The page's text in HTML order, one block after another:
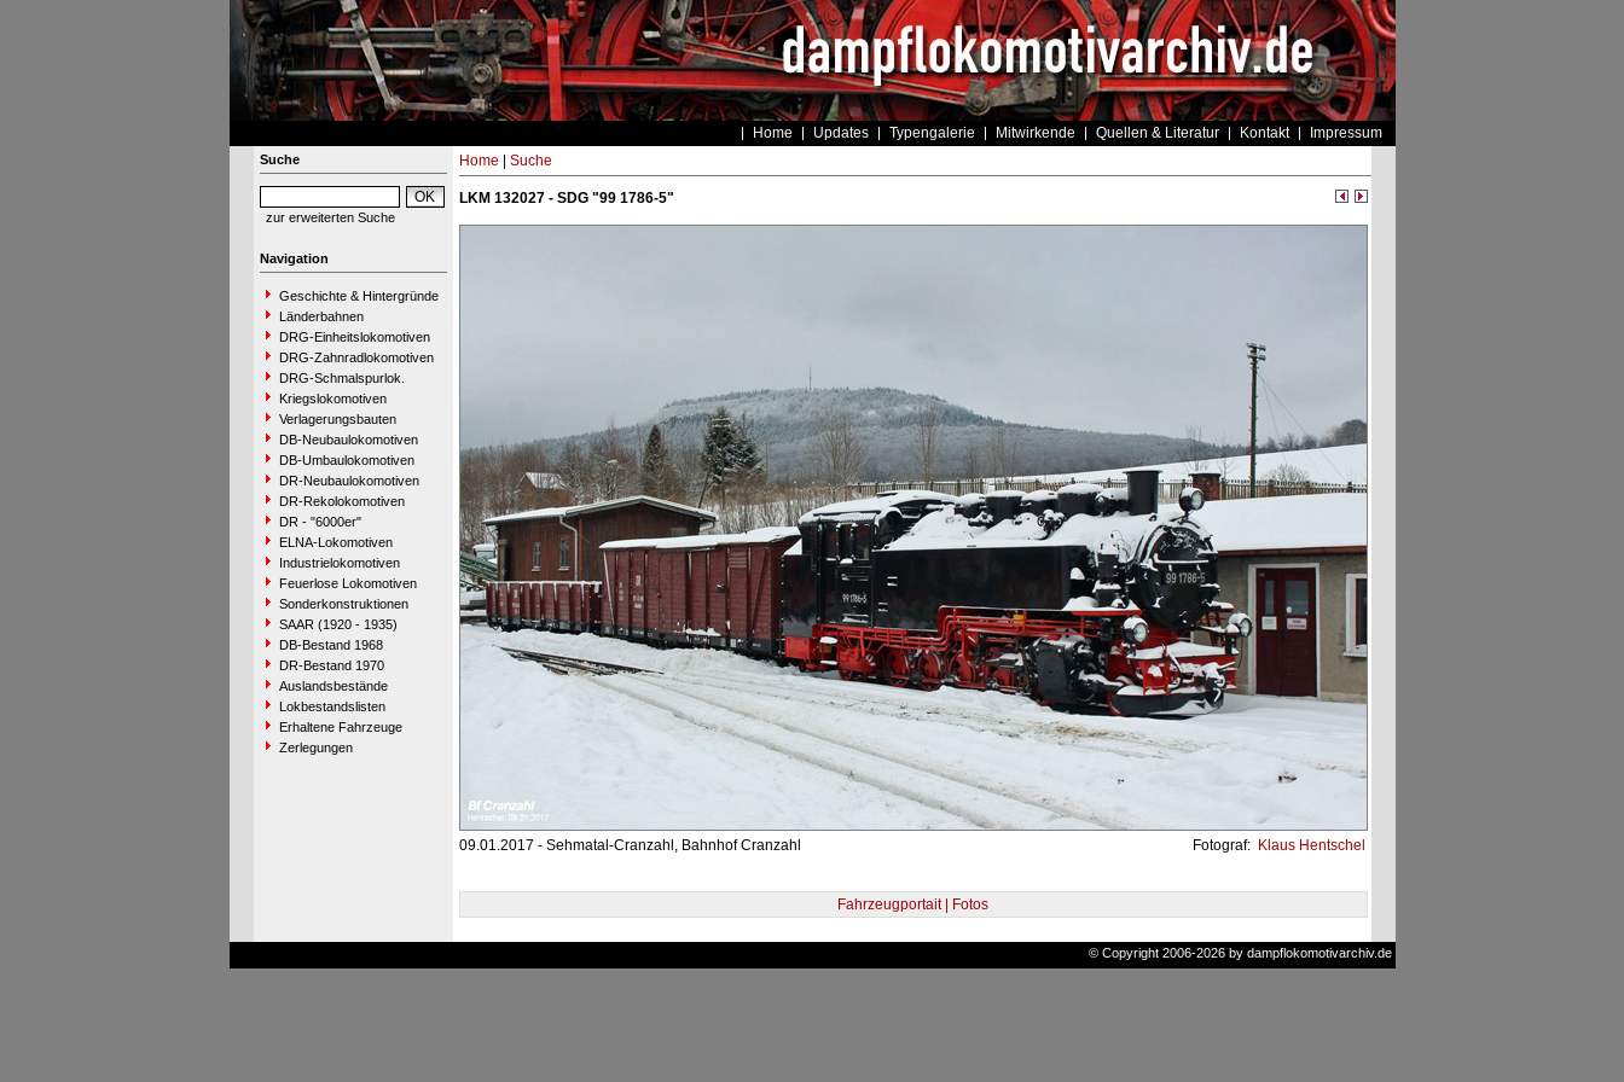
Home Updates Typengalerie Mitwirkende Quellen & Literatur Kontakt Impressum
Suche
zur erweiterten Suche
Navigation
Geschichte & Hintergründe
Länderbahnen
DRG-Einheitslokomotiven
DRG-Zahnradlokomotiven
DRG-Schmalspurlok.
Kriegslokomotiven
Verlagerungsbauten
DB-Neubaulokomotiven
DB-Umbaulokomotiven
DR-Neubaulokomotiven
DR-Rekolokomotiven
DR - "6000er"
ELNA-Lokomotiven
Industrielokomotiven
Feuerlose Lokomotiven
Sonderkonstruktionen
SAAR (1920 - 1935)
DB-Bestand 1968
DR-Bestand 1970
Auslandsbestände
Lokbestandslisten
Erhaltene Fahrzeuge
Zerlegungen
Home Suche
LKM 132027 - SDG "99 1786-5"
09.01.2017 - Sehmatal-Cranzahl, Bahnhof Cranzahl Fotograf: Klaus Hentschel
Fahrzeugportait | Fotos
© Copyright 2006-2026 by dampflokomotivarchiv.de